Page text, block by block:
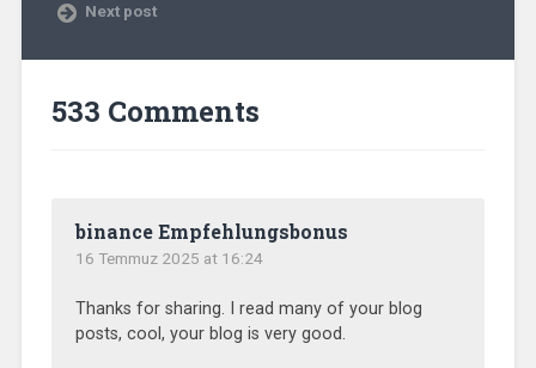
Next post
533 Comments
binance Empfehlungsbonus
16 Temmuz 2025 at 16:24
Thanks for sharing. I read many of your blog
posts, cool, your blog is very good.